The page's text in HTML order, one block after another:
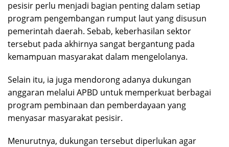
pesisir perlu menjadi bagian penting dalam setiap
program pengembangan rumput laut yang disusun
pemerintah daerah. Sebab, keberhasilan sektor
tersebut pada akhirnya sangat bergantung pada
kemampuan masyarakat dalam mengelolanya.
Selain itu, ia juga mendorong adanya dukungan
anggaran melalui APBD untuk memperkuat berbagai
program pembinaan dan pemberdayaan yang
menyasar masyarakat pesisir.
Menurutnya, dukungan tersebut diperlukan agar